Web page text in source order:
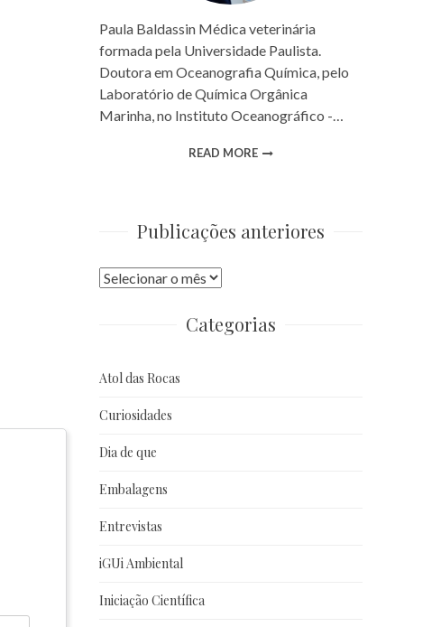
Paula Baldassin Médica veterinária
formada pela Universidade Paulista.
Doutora em Oceanografia Química, pelo
Laboratório de Química Orgânica
Marinha, no Instituto Oceanográfico -…
READ MORE
Publicações anteriores
Publicações
Categorias
Atol das Rocas
Curiosidades
Dia de que
Embalagens
Entrevistas
iGUi Ambiental
Iniciação Científica